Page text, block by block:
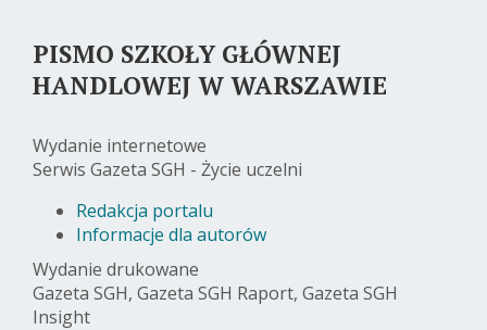
PISMO SZKOŁY GŁÓWNEJ
HANDLOWEJ W WARSZAWIE
Wydanie internetowe
Serwis Gazeta SGH - Życie uczelni
Redakcja portalu
Informacje dla autorów
Wydanie drukowane
Gazeta SGH, Gazeta SGH Raport, Gazeta SGH
Insight